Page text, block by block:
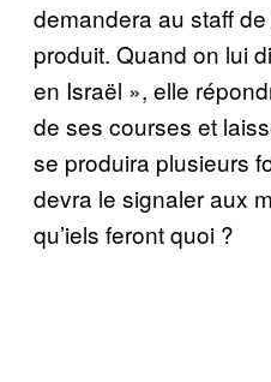
demandera au staff de
produit. Quand on lui
en Israël », elle
de ses courses et
se produira plusieurs
devra le signaler aux
qu’iels feront quoi ?